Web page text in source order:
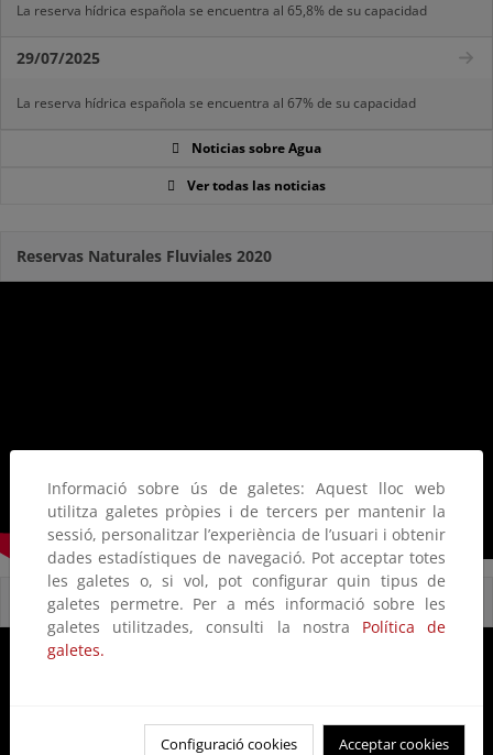
La reserva hídrica española se encuentra al 65,8% de su capacidad
29/07/2025
La reserva hídrica española se encuentra al 67% de su capacidad
Noticias sobre Agua
Ver todas las noticias
Reservas Naturales Fluviales 2020
Reservas Naturales Fluviales
Informació sobre ús de galetes: Aquest lloc web
utilitza galetes pròpies i de tercers per mantenir la
sessió, personalitzar l’experiència de l’usuari i obtenir
dades estadístiques de navegació. Pot acceptar totes
les galetes o, si vol, pot configurar quin tipus de
galetes permetre. Per a més informació sobre les
galetes utilitzades, consulti la nostra Política de
galetes.
Configuració cookies Acceptar cookies